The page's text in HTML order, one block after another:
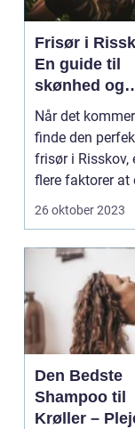
Frisør i
En guide til
skønhed og
velvære
Når det
finde den
frisør i Risskov,
flere faktorer at
26 oktober 2023
Den Bedste
Shampoo til
Krøller –